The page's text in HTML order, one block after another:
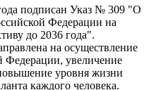
подписан Указ № 309 "О
Федерации на
до 2036 года".
на осуществление
Федерации, увеличение
уровня жизни
каждого человека.